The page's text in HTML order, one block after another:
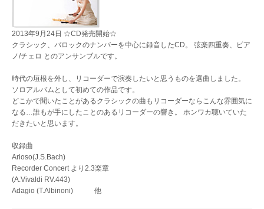
2013年9月24日 ☆CD発売開始☆
クラシック、バロックのナンバーを中心に録音したCD。 弦楽四重奏、ピア
ノ/チェロ とのアンサンブルです。
時代の垣根を外し、リコーダーで演奏したいと思うものを選曲しました。
ソロアルバムとして初めての作品です。
どこかで聞いたことがあるクラシックの曲もリコーダーならこんな雰囲気に
なる…誰もが手にしたことのあるリコーダーの響き。 ホンワカ聴いていた
だきたいと思います。
収録曲
Arioso(J.S.Bach)
Recorder Concert より2.3楽章
(A.Vivaldi RV.443)
Adagio (T.Albinoni) 他